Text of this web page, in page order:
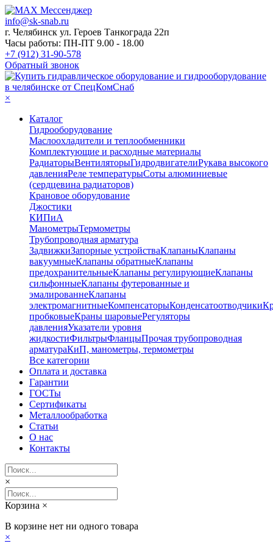
info@sk-snab.ru
г. Челябинск ул. Героев Танкограда 22п
Часы работы: ПН-ПТ 9.00 - 18.00
+7 (912) 31-90-578
Обратный звонок
×
Каталог
Гидрооборудование
Маслоохладители и теплообменники
Комплектующие и расходные материалы
РадиаторыВентиляторыГидродвигателиРукава высокого
давленияРеле температурыСоты алюминиевые
(сердцевина радиаторов)
Крановое оборудование
Джостики
КИПиА
МанометрыТермометры
Трубопроводная арматура
ЗадвижкиЗапорные устройстваКлапаныКлапаны
вакуумныеКлапаны обратныеКлапаны
предохранительныеКлапаны регулирующиеКлапаны
сильфонныеКлапаны футерованные и
эмалированнеКлапаны
электромагнитныеКомпенсаторыКонденсатоотводчики
пробковыеКраны шаровыеРегуляторы
давленияУказатели уровня
жидкостиФильтрыФланцыПрочая трубопроводная
арматураКиП, манометры, термометры
Все категории
Оплата и доставка
Гарантии
ГОСТы
Сертификаты
Металлообработка
Статьи
О нас
Контакты
×
Корзина ×
В корзине нет ни одного товара
×